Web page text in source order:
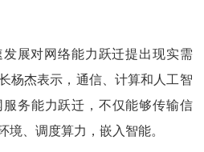
展对网络能力跃迁提出现实需
杨杰表示，通信、计算和人工智
务能力跃迁，不仅能够传输信
、调度算力，嵌入智能。